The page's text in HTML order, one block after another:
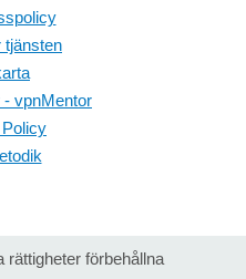
tjänsten
vpnMentor
rättigheter förbehållna